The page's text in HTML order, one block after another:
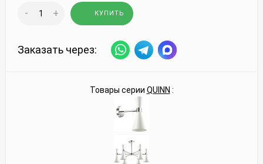
- + КУПИТЬ
Заказать через:
Товары серии QUINN :